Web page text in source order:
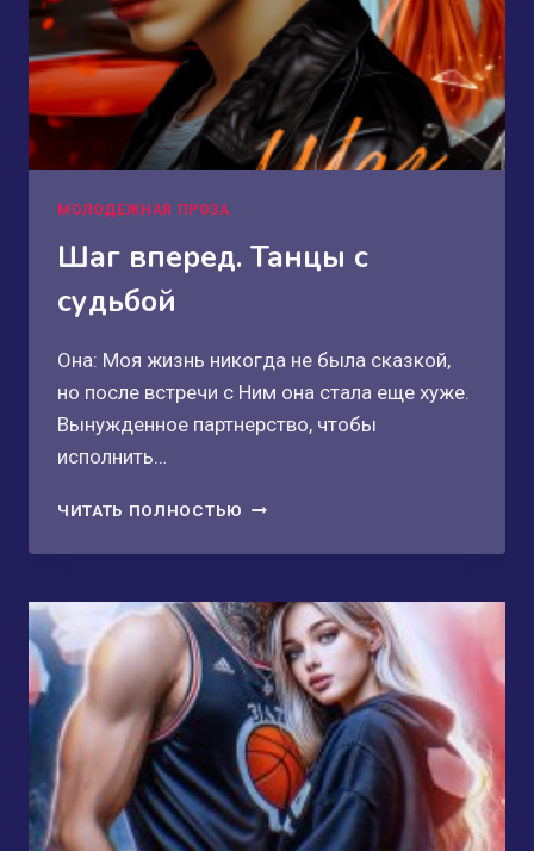
МОЛОДЕЖНАЯ ПРОЗА
Шаг вперед. Танцы с
судьбой
Она: Моя жизнь никогда не была сказкой,
но после встречи с Ним она стала еще хуже.
Вынужденное партнерство, чтобы
исполнить…
ЧИТАТЬ ПОЛНОСТЬЮ ШАГ
ТАНЦЫ
СУДЬБОЙ